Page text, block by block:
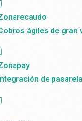
ágiles de gran
de